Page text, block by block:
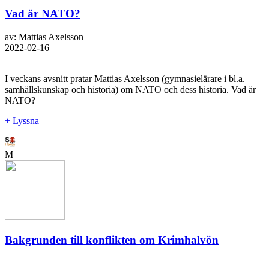
Vad är NATO?
av: Mattias Axelsson
2022-02-16
I veckans avsnitt pratar Mattias Axelsson (gymnasielärare i bl.a.
samhällskunskap och historia) om NATO och dess historia. Vad är
NATO?
+ Lyssna
M
Bakgrunden till konflikten om Krimhalvön